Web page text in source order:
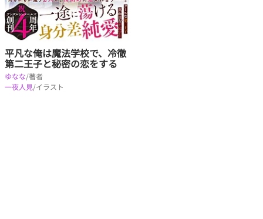
平凡な俺は魔法学校で、冷徹
第二王子と秘密の恋をする
ゆなな/著者
一夜人見/イラスト